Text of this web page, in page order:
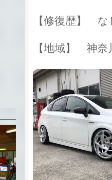
【修復歴】 な
【地域】 神奈